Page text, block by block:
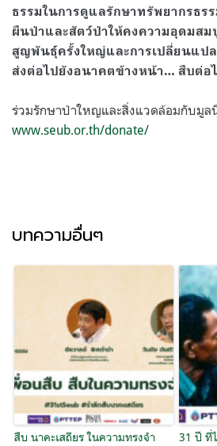
ธรรมในการดูแลรักษาทรัพยากรธร
ผืนป่าและสัตว์ป่าให้คงความอุดมสม
สูญพันธุ์ครั้งใหญ่และการเปลี่ยนแป
ส่งต่อไปยังอนาคตข้างหน้า… สืบต่อ
ร่วมรักษาป่าใหญและสิ่งแวดล้อมกับมูล
www.seub.or.th/donate/
บทความอื่นๆ
สืบ นาคะเสถียร ในความทรงจำ
31 ปี ที่